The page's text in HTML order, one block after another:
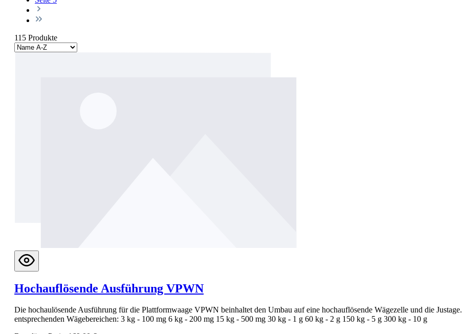
115 Produkte
Hochauflösende Ausführung VPWN
Die hochaulösende Ausführung für die Plattformwaage VPWN beinhaltet den Umbau auf eine hochauflösende Wägezelle und die
entsprechenden Wägebereichen: 3 kg - 100 mg 6 kg - 200 mg 15 kg - 500 mg 30 kg - 1 g 60 kg - 2 g 150 kg - 5 g 300 kg - 10 g